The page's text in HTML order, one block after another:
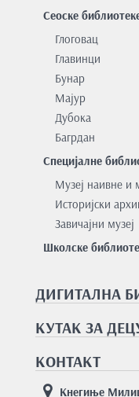
Сеоске
Глоговац
Главинци
Бунар
Мајур
Дубока
Багрдан
Специјалне
Музеј наивне и
Историјски
Завичајни музеј
Школске
ДИГИТАЛНА
КУТАК ЗА
КОНТАКТ
Кнегиње